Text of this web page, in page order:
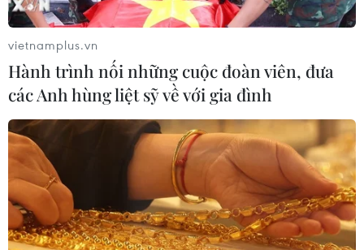
vietnamplus.vn
Hành trình nối những cuộc đoàn viên, đưa
các Anh hùng liệt sỹ về với gia đình